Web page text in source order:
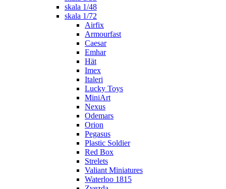
skala 1/48
skala 1/72
Airfix
Armourfast
Caesar
Emhar
Hät
Imex
Italeri
Lucky Toys
MiniArt
Nexus
Odemars
Orion
Pegasus
Plastic Soldier
Red Box
Strelets
Valiant Miniatures
Waterloo 1815